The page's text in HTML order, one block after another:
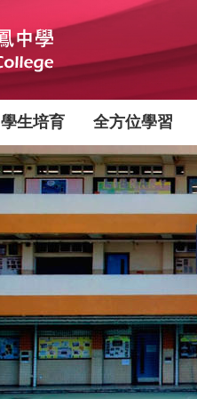
學生培育 全方位學習